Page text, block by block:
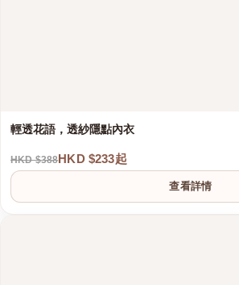
輕透花語，透紗隱點內衣
HKD $388HKD $233起
查看詳情
港澳中文